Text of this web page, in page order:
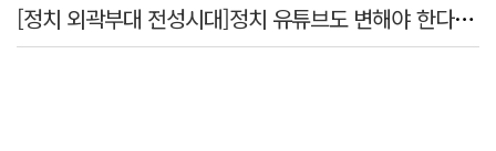
[정치 외곽부대 전성시대]정치 유튜브도 변해야 한다 "화합과 존중"